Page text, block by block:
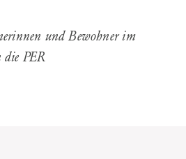
und Bewohner im
die PER